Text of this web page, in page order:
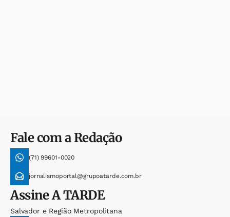
Fale com a Redação
(71) 99601-0020
jornalismoportal@grupoatarde.com.br
AssineA TARDE
Salvador e Região Metropolitana